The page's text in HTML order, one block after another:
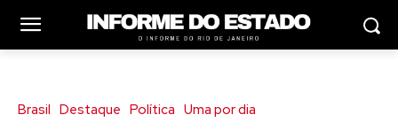
Brasil Destaque Política Uma por dia